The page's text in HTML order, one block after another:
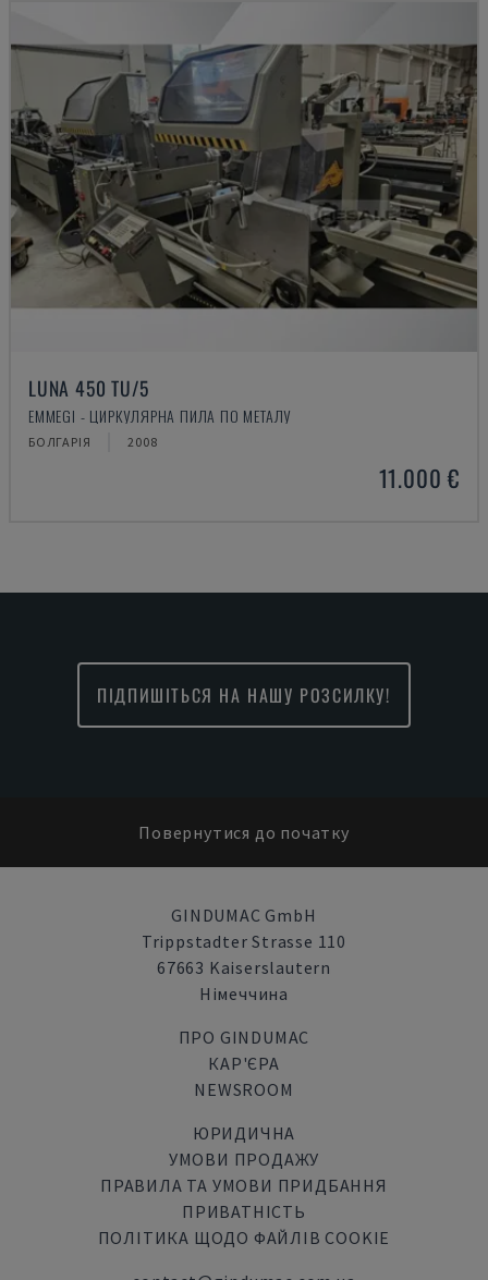
LUNA 450 TU/5
EMMEGI - ЦИРКУЛЯРНА ПИЛА ПО МЕТАЛУ
БОЛГАРІЯ 2008
11.000 €
ПІДПИШІТЬСЯ НА НАШУ РОЗСИЛКУ!
Повернутися до початку
GINDUMAC GmbH
Trippstadter Strasse 110
67663 Kaiserslautern
Німеччина
ПРО GINDUMAC
КАР'ЄРА
NEWSROOM
ЮРИДИЧНА
УМОВИ ПРОДАЖУ
ПРАВИЛА ТА УМОВИ ПРИДБАННЯ
ПРИВАТНІСТЬ
ПОЛІТИКА ЩОДО ФАЙЛІВ COOKIE